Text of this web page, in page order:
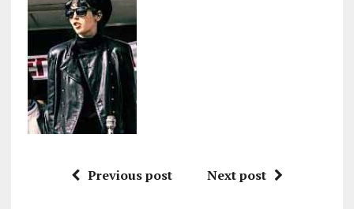
Previous post Next post